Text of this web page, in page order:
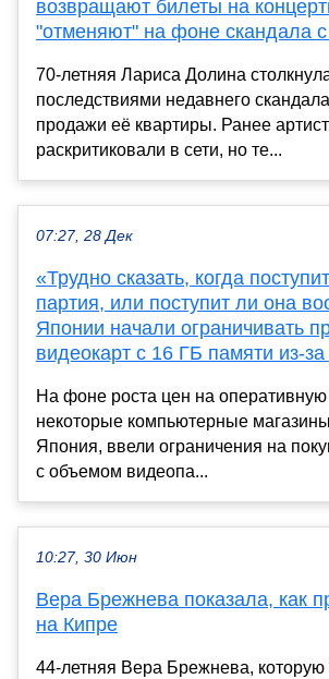
возвращают билеты на
"отменяют" на фоне скандала с
70-летняя Лариса Долина
последствиями недавнего
продажи её квартиры. Ранее
раскритиковали в сети, но те...
07:27, 28 Дек
«Трудно сказать, когда
партия, или поступит ли она
Японии начали ограничивать
видеокарт с 16 ГБ памяти из-за
На фоне роста цен на
некоторые компьютерные
Япония, ввели ограничения на
с объемом видеопа...
10:27, 30 Июн
Вера Брежнева показала, как
на Кипре
44-летняя Вера Брежнева, которую